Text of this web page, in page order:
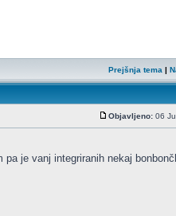
Prejšnja tema |
Objavljeno: 06
je vanj integriranih nekaj